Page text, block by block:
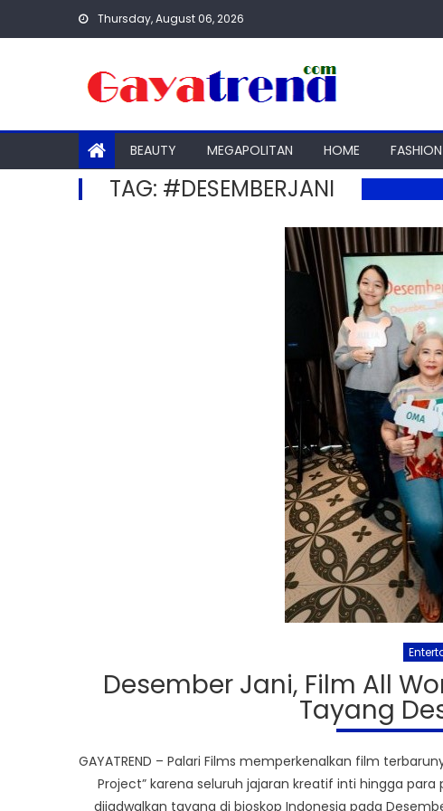
Thursday, August 06, 2026
BEAUTY MEGAPOLITAN HOME FASHION
TAG: #DESEMBERJANI
Desember Jani, Film All
Tayang
GAYATREND – Palari Films memperkenalkan film
Project” karena seluruh jajaran kreatif inti hingga
dijadwalkan tayang di bioskop Indonesia pada